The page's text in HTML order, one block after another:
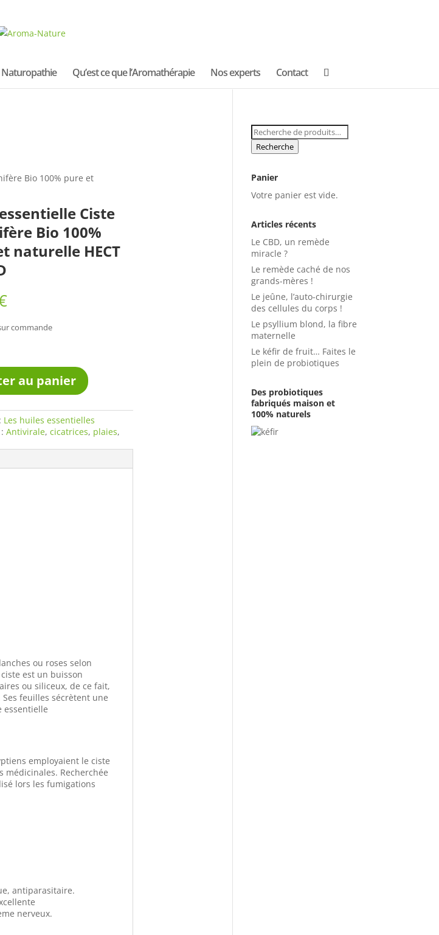
Naturopathie Qu’est ce que l’Aromathérapie Nos experts Contact
Bio 100% pure et
Ciste
Bio 100%
naturelle HECT
commande
au panier
Les huiles essentielles
Antivirale, cicatrices, plaies,
ou roses selon
est un buisson
ou siliceux, de ce fait,
feuilles sécrètent une
essentielle
employaient le ciste
médicinales. Recherchée
lors les fumigations
antiparasitaire.
nerveux.
Recherche
pour :
Recherche
Panier
Votre panier est vide.
Articles récents
Le CBD, un remède
miracle ?
Le remède caché de nos
grands-mères !
Le jeûne, l’auto-chirurgie
des cellules du corps !
Le psyllium blond, la fibre
maternelle
Le kéfir de fruit… Faites le
plein de probiotiques
Des probiotiques
fabriqués maison et
100% naturels